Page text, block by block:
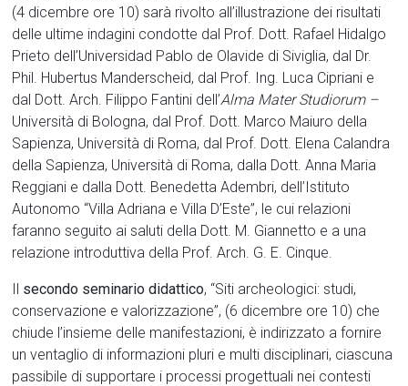
(4 dicembre ore 10) sarà rivolto all’illustrazione dei risultati
delle ultime indagini condotte dal Prof. Dott. Rafael Hidalgo
Prieto dell’Universidad Pablo de Olavide di Siviglia, dal Dr.
Phil. Hubertus Manderscheid, dal Prof. Ing. Luca Cipriani e
dal Dott. Arch. Filippo Fantini dell’Alma Mater Studiorum –
Università di Bologna, dal Prof. Dott. Marco Maiuro della
Sapienza, Università di Roma, dal Prof. Dott. Elena Calandra
della Sapienza, Università di Roma, dalla Dott. Anna Maria
Reggiani e dalla Dott. Benedetta Adembri, dell’Istituto
Autonomo “Villa Adriana e Villa D’Este”, le cui relazioni
faranno seguito ai saluti della Dott. M. Giannetto e a una
relazione introduttiva della Prof. Arch. G. E. Cinque.
Il secondo seminario didattico, “Siti archeologici: studi,
conservazione e valorizzazione”, (6 dicembre ore 10) che
chiude l’insieme delle manifestazioni, è indirizzato a fornire
un ventaglio di informazioni pluri e multi disciplinari, ciascuna
passibile di supportare i processi progettuali nei contesti